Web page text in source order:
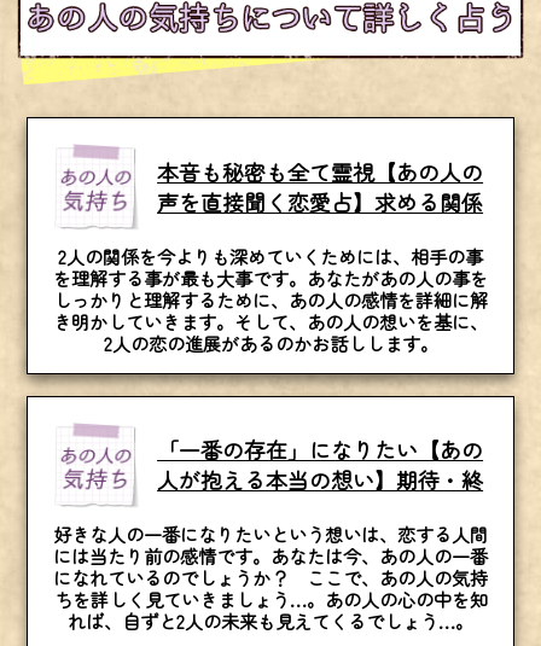
本音も秘密も全て霊視【あの人の
声を直接聞く恋愛占】求める関係
2人の関係を今よりも深めていくためには、相手の事
を理解する事が最も大事です。あなたがあの人の事を
しっかりと理解するために、あの人の感情を詳細に解
き明かしていきます。そして、あの人の想いを基に、
2人の恋の進展があるのかお話しします。
「一番の存在」になりたい【あの
人が抱える本当の想い】期待・終
好きな人の一番になりたいという想いは、恋する人間
には当たり前の感情です。あなたは今、あの人の一番
になれているのでしょうか？ ここで、あの人の気持
ちを詳しく見ていきましょう…。あの人の心の中を知
れば、自ずと2人の未来も見えてくるでしょう…。